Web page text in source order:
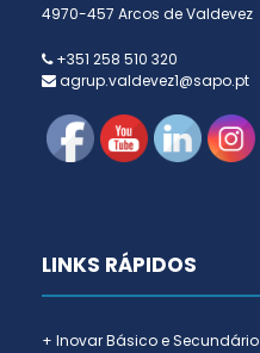
4970-457 Arcos de Valdevez
+351 258 510 320
agrup.valdevez1@sapo.pt
LINKS RÁPIDOS
+ Inovar Básico e Secundário